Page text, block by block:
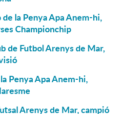
la Penya Apa Anem-hi,
Championchip
de Futbol Arenys de Mar,
Penya Apa Anem-hi,
Arenys de Mar, campió